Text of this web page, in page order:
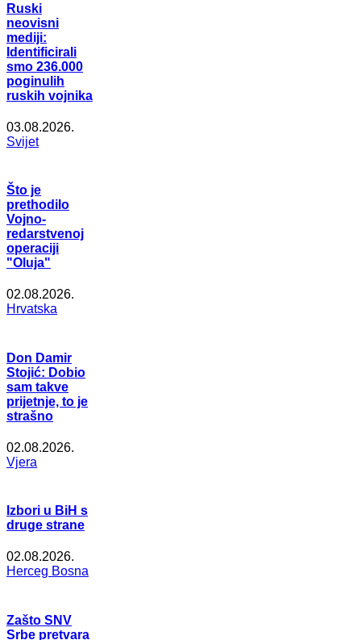
Ruski
neovisni
mediji:
Identificirali
smo 236.000
poginulih
ruskih vojnika
03.08.2026.
Svijet
Što je
prethodilo
Vojno-
redarstvenoj
operaciji
"Oluja"
02.08.2026.
Hrvatska
Don Damir
Stojić: Dobio
sam takve
prijetnje, to je
strašno
02.08.2026.
Vjera
Izbori u BiH s
druge strane
02.08.2026.
Herceg Bosna
Zašto SNV
Srbe pretvara